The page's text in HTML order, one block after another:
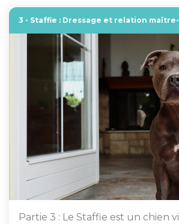
3 - Staffie : Dressage et relation
Partie 3 : Le Staffie est un chien